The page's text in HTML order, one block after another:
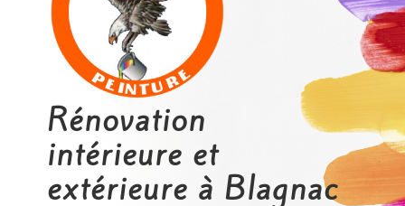
Rénovation
intérieure et
extérieure à Blagnac